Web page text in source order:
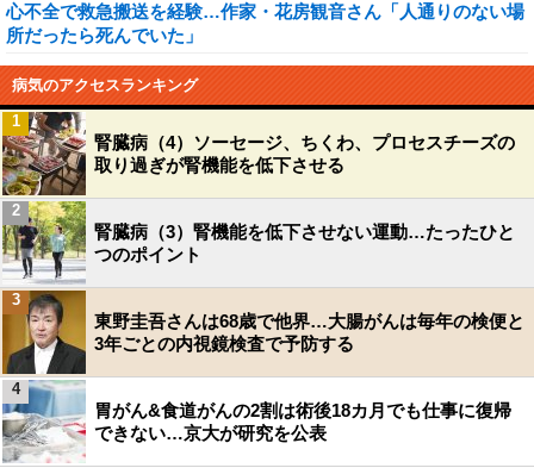
心不全で救急搬送を経験…作家・花房観音さん「人通りのない場
所だったら死んでいた」
病気のアクセスランキング
腎臓病（4）ソーセージ、ちくわ、プロセスチーズの
取り過ぎが腎機能を低下させる
1
腎臓病（3）腎機能を低下させない運動…たったひと
つのポイント
2
東野圭吾さんは68歳で他界…大腸がんは毎年の検便と
3年ごとの内視鏡検査で予防する
3
胃がん&食道がんの2割は術後18カ月でも仕事に復帰
できない…京大が研究を公表
4